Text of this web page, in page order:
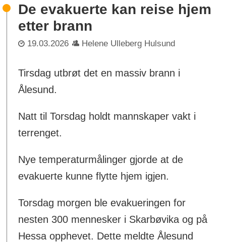
De evakuerte kan reise hjem
etter brann
19.03.2026 Helene Ulleberg Hulsund
Tirsdag utbrøt det en massiv brann i
Ålesund.
Natt til Torsdag holdt mannskaper vakt i
terrenget.
Nye temperaturmålinger gjorde at de
evakuerte kunne flytte hjem igjen.
Torsdag morgen ble evakueringen for
nesten 300 mennesker i Skarbøvika og på
Hessa opphevet. Dette meldte Ålesund